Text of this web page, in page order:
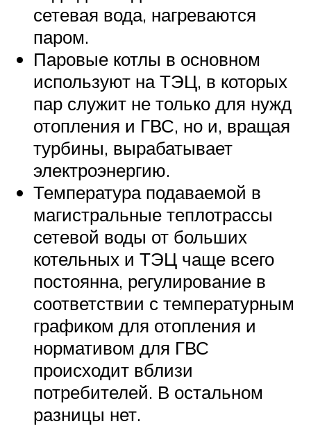
сетевая вода, нагреваются
паром.
Паровые котлы в основном
используют на ТЭЦ, в которых
пар служит не только для нужд
отопления и ГВС, но и, вращая
турбины, вырабатывает
электроэнергию.
Температура подаваемой в
магистральные теплотрассы
сетевой воды от больших
котельных и ТЭЦ чаще всего
постоянна, регулирование в
соответствии с температурным
графиком для отопления и
нормативом для ГВС
происходит вблизи
потребителей. В остальном
разницы нет.